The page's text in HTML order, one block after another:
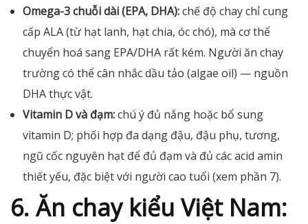
Omega-3 chuỗi dài (EPA, DHA):chế độ chay chỉ cung
cấp ALA (từ hạt lanh, hạt chia, óc chó), mà cơ thể
chuyển hoá sang EPA/DHA rất kém. Người ăn chay
trường có thể cân nhắc dầu tảo (algae oil) — nguồn
DHA thực vật.
Vitamin D và đạm:chú ý đủ nắng hoặc bổ sung
vitamin D; phối hợp đa dạng đậu, đậu phụ, tương,
ngũ cốc nguyên hạt để đủ đạm và đủ các acid amin
thiết yếu, đặc biệt với người cao tuổi (xem phần 7).
6. Ăn chay kiểu Việt Nam: